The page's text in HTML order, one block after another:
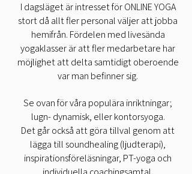
I dagsläget är intresset för ONLINE YOGA
stort då allt fler personal väljer att jobba
hemifrån. Fördelen med livesända
yogaklasser är att fler medarbetare har
möjlighet att delta samtidigt oberoende
var man befinner sig.
Se ovan för våra populära inriktningar;
lugn- dynamisk, eller kontorsyoga.
Det går också att göra tillval genom att
lägga till soundhealing (ljudterapi),
inspirationsföreläsningar, PT-yoga och